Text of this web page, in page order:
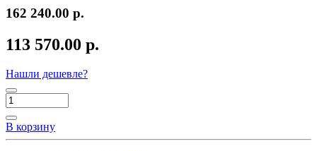
162 240.00 р.
113 570.00 р.
Нашли дешевле?
В корзину